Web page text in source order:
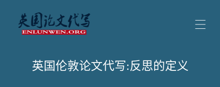
英国伦敦论文代写:反思的定义